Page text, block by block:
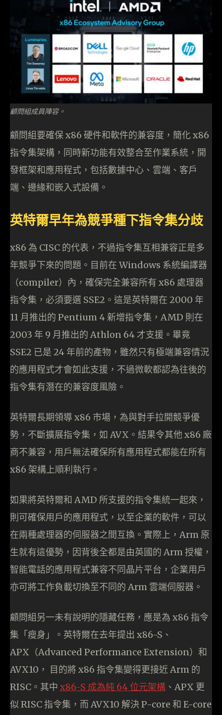
顧問組成員陣容。
顧問組要確保 x86 硬件和軟件的兼容度，簡化 x86
指令集架構，同時新功能有效整合至作業系統，開
發框架和應用程式，包括數據中心、雲端、客戶
端、邊緣和嵌入式設備。
英特爾早年為競爭種下指令集分歧
x86 為 CISC 的代表，不過指令集互相兼容正是多
年競爭下來的問題。目前在 Windows 系統編譯器
（compiler）內，確保完全兼容所有 x86 處理器
指令集，必須要選 SSE2。這是英特爾在 2000 年
11 月推出的 Pentium 4 新增指令集，AMD 則在
2003 年 9 月推出的 Athlon 64 才支援。畢竟
SSE2 已是 24 年前的產物，雖然只有極端兼容情況
的應用程式才會如此支援，不過微軟都認為往後的
指令集有潛在的兼容度風險。
英特爾長期領導 x86 市場，為與對手拉開競爭優
勢，不斷擴展指令集，如 AVX。結果令其他 x86 廠
商不兼容，用戶無法確保所有應用程式都能在所有
x86 架構上順利執行。
如果將英特爾和 AMD 所支援的指令集統一起來，
則可確保用戶的應用程式，以至企業的軟件，可以
在兩種處理器的伺服器之間互換。實際上，Arm 原
生就有這優勢，因背後全都是由英國的 Arm 授權，
智能電話的應用程式兼容不同晶片平台，企業用戶
亦可將工作負載切換至不同的 Arm 雲端伺服器。
顧問組另一未有說明的隱藏任務，應是為 x86 指令
集「瘦身」。英特爾在去年提出 x86-S、
APX（Advanced Performance Extension）和
AVX10， 目的將 x86 指令集變得更接近 Arm 的
RISC。其中 x86-S 成為純 64 位元架構 、APX 更
似 RISC 指令集，而 AVX10 解決 P-core 和 E-core